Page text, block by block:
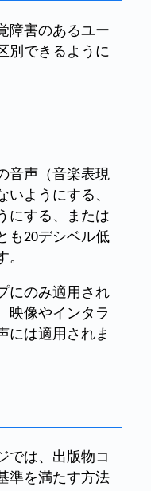
障害のあるユー
別できるように
音声（音楽表現
いようにする、
にする、または
も20デシベル低
。
にのみ適用され
映像やインタラ
には適用されま
では、出版物コ
準を満たす方法